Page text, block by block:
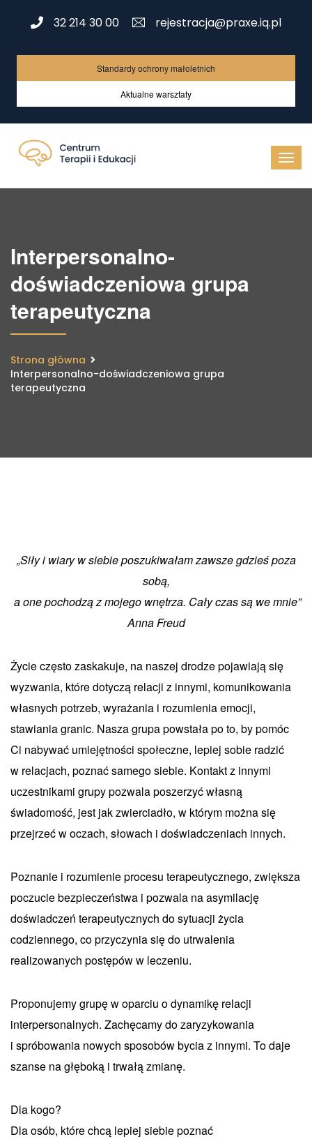
32 214 30 00 rejestracja@praxe.iq.pl
Standardy ochrony małoletnich
Aktualne warsztaty
Interpersonalno-
doświadczeniowa grupa
terapeutyczna
Strona główna
Interpersonalno-doświadczeniowa grupa
terapeutyczna
„Siły i wiary w siebie poszukiwałam zawsze gdzieś poza
sobą,
a one pochodzą z mojego wnętrza. Cały czas są we mnie”
Anna Freud
Życie często zaskakuje, na naszej drodze pojawiają się
wyzwania, które dotyczą relacji z innymi, komunikowania
własnych potrzeb, wyrażania i rozumienia emocji,
stawiania granic. Nasza grupa powstała po to, by pomóc
Ci nabywać umiejętności społeczne, lepiej sobie radzić
w relacjach, poznać samego siebie. Kontakt z innymi
uczestnikami grupy pozwala poszerzyć własną
świadomość, jest jak zwierciadło, w którym można się
przejrzeć w oczach, słowach i doświadczeniach innych.
Poznanie i rozumienie procesu terapeutycznego, zwiększa
poczucie bezpieczeństwa i pozwala na asymilację
doświadczeń terapeutycznych do sytuacji życia
codziennego, co przyczynia się do utrwalenia
realizowanych postępów w leczeniu.
Proponujemy grupę w oparciu o dynamikę relacji
interpersonalnych. Zachęcamy do zaryzykowania
i spróbowania nowych sposobów bycia z innymi. To daje
szanse na głęboką i trwałą zmianę.
Dla kogo?
Dla osób, które chcą lepiej siebie poznać